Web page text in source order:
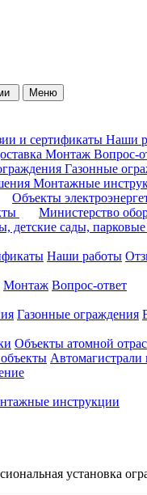
Меню
и сертификаты Наши
Монтаж Вопрос-
Газонные
Монтажные
Объекты
Министерство
детские сады,
Наши работы
Монтаж Вопрос-ответ
Газонные ограждения
Объекты атомной
инструкции
установка